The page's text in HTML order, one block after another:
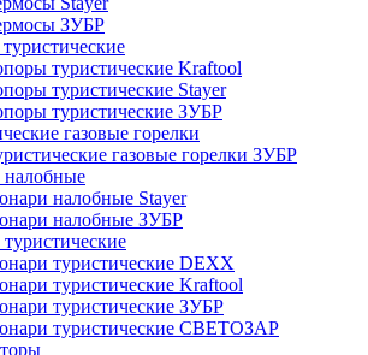
ЗУБР
туристические Kraftool
туристические Stayer
туристические ЗУБР
газовые горелки
газовые горелки ЗУБР
налобные Stayer
налобные ЗУБР
туристические DEXX
туристические Kraftool
туристические ЗУБР
туристические СВЕТОЗАР